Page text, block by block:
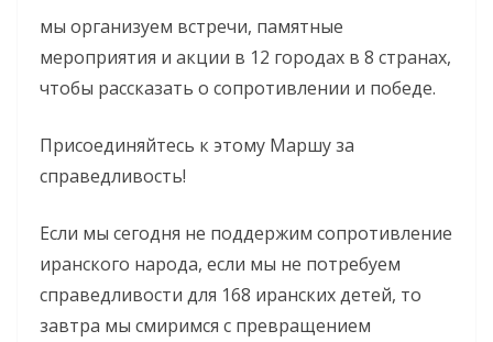
мы организуем встречи, памятные
мероприятия и акции в 12 городах в 8 странах,
чтобы рассказать о сопротивлении и победе.
Присоединяйтесь к этому Маршу за
справедливость!
Если мы сегодня не поддержим сопротивление
иранского народа, если мы не потребуем
справедливости для 168 иранских детей, то
завтра мы смиримся с превращением